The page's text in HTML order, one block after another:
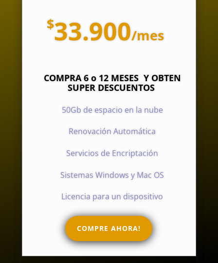
$33.900/mes
COMPRA 6 o 12 MESES Y OBTEN
SUPER DESCUENTOS
50Gb de espacio en la nube
Renovación Automática
Servicios de Encriptación
Sistemas Windows y Mac OS
Licencia para un dispositivo
COMPRE AHORA!